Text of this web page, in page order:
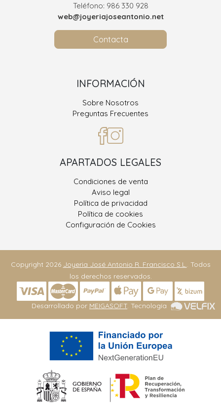
Teléfono: 986 330 928
web@joyeriajoseantonio.net
Contacta
INFORMACIÓN
Sobre Nosotros
Preguntas Frecuentes
APARTADOS LEGALES
Condiciones de venta
Aviso legal
Política de privacidad
Política de cookies
Configuración de Cookies
Copyright 2026 Joyeria José Antonio R. Francisco S.L.. Todos
los derechos reservados.
Desarrollado por MEIGASOFT . Tecnología